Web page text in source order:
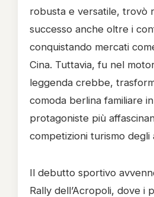
robusta e versatile, trovò
successo anche oltre i
conquistando mercati
Cina. Tuttavia, fu nel
leggenda crebbe,
comoda berlina familiare
protagoniste più
competizioni turismo degli
Il debutto sportivo
Rally dell’Acropoli, dove i